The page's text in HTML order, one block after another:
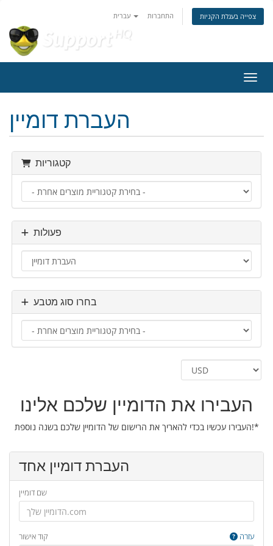
התחברות צפייה בעגלת הקניות
העברת דומיין
קטגוריות
פעולות
בחרו סוג מטבע
העבירו את הדומיין שלכם אלינו
העבירו עכשיו בכדי להאריך את הרישום של הדומיין שלכם בשנה נוספת!*
העברת דומיין אחד
שם דומיין
קוד אישור עזרה